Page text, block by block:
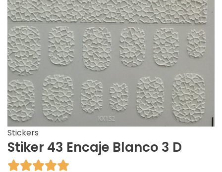
Stickers
Stiker 43 Encaje Blanco 3 D
